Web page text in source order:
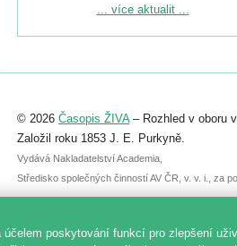
Podrobnější informace ke konferenci
Registrovat se můžete do 6. září.
abstraktu přihlášené přednášky nebo
posteru je už 30. června.
... více aktualit ...
© 2026 Časopis ŽIVA– Rozhled v oboru
Založil roku 1853 J. E. Purkyně.
Vydává Nakladatelství Academia,
Středisko společných činností AV ČR, v. v. i., za
účelem poskytování funkcí pro zlepšení